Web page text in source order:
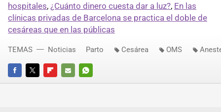
hospitales, ¿Cuánto dinero cuesta dar a luz?, En las
clínicas privadas de Barcelona se practica el doble de
cesáreas que en las públicas
FACEBOOKTWITTERFLIPBOARD
E-
WHATSAPP
TEMAS Noticias Parto Cesárea OMS